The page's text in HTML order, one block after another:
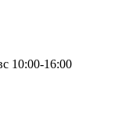
10:00-16:00